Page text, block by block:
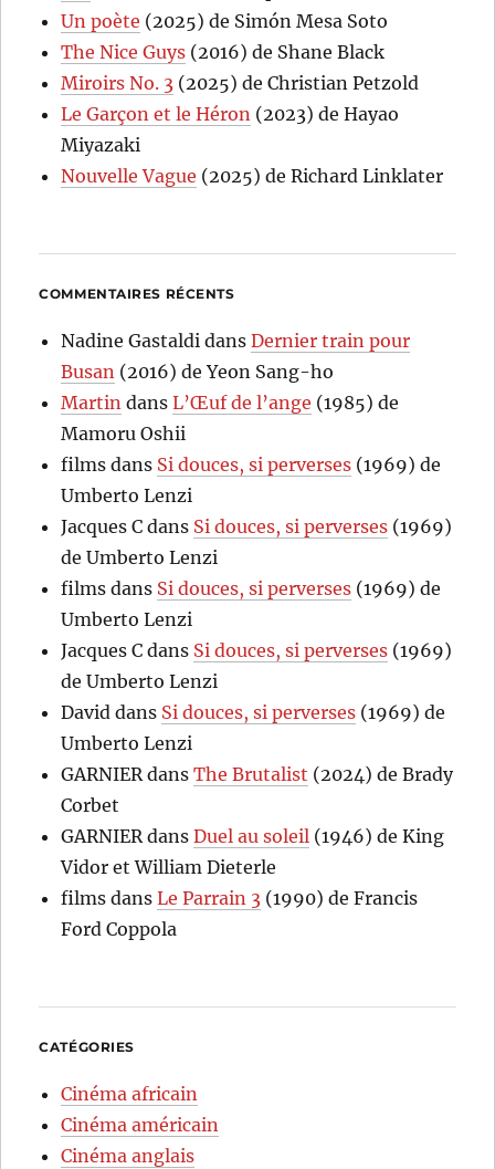
Un poète (2025) de Simón Mesa Soto
The Nice Guys (2016) de Shane Black
Miroirs No. 3 (2025) de Christian Petzold
Le Garçon et le Héron (2023) de Hayao
Miyazaki
Nouvelle Vague (2025) de Richard Linklater
COMMENTAIRES RÉCENTS
Nadine Gastaldi dansDernier train pour
Busan (2016) de Yeon Sang-ho
Martin dansL’Œuf de l’ange (1985) de
Mamoru Oshii
films dans Si douces, si perverses (1969) de
Umberto Lenzi
Jacques C dans Si douces, si perverses (1969)
de Umberto Lenzi
films dans Si douces, si perverses (1969) de
Umberto Lenzi
Jacques C dans Si douces, si perverses (1969)
de Umberto Lenzi
David dans Si douces, si perverses (1969) de
Umberto Lenzi
GARNIERdansThe Brutalist (2024) de Brady
Corbet
GARNIERdansDuel au soleil (1946) de King
Vidor et William Dieterle
films dansLe Parrain 3 (1990) de Francis
Ford Coppola
CATÉGORIES
Cinéma africain
Cinéma américain
Cinéma anglais